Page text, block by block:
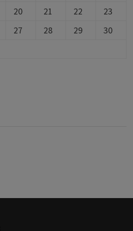
20 21 22
23
27 28 29
30